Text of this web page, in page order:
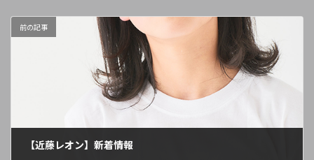
前の記事
【近藤レオン】新着情報